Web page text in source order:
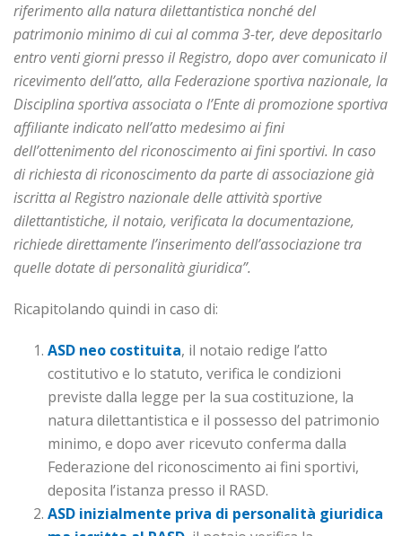
riferimento alla natura dilettantistica nonché del
patrimonio minimo di cui al comma 3-ter, deve depositarlo
entro venti giorni presso il Registro, dopo aver comunicato il
ricevimento dell’atto, alla Federazione sportiva nazionale, la
Disciplina sportiva associata o l’Ente di promozione sportiva
affiliante indicato nell’atto medesimo ai fini
dell’ottenimento del riconoscimento ai fini sportivi. In caso
di richiesta di riconoscimento da parte di associazione già
iscritta al Registro nazionale delle attività sportive
dilettantistiche, il notaio, verificata la documentazione,
richiede direttamente l’inserimento dell’associazione tra
quelle dotate di personalità giuridica”.
Ricapitolando quindi in caso di:
ASD neo costituita, il notaio redige l’atto
costitutivo e lo statuto, verifica le condizioni
previste dalla legge per la sua costituzione, la
natura dilettantistica e il possesso del patrimonio
minimo, e dopo aver ricevuto conferma dalla
Federazione del riconoscimento ai fini sportivi,
deposita l’istanza presso il RASD.
ASD inizialmente priva di personalità giuridica